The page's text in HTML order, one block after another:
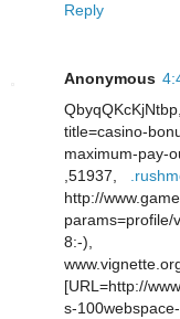
Reply
Anonymous
title=casino-
maximum-
,51937,
http://
8:-),
[URL=http://
s-